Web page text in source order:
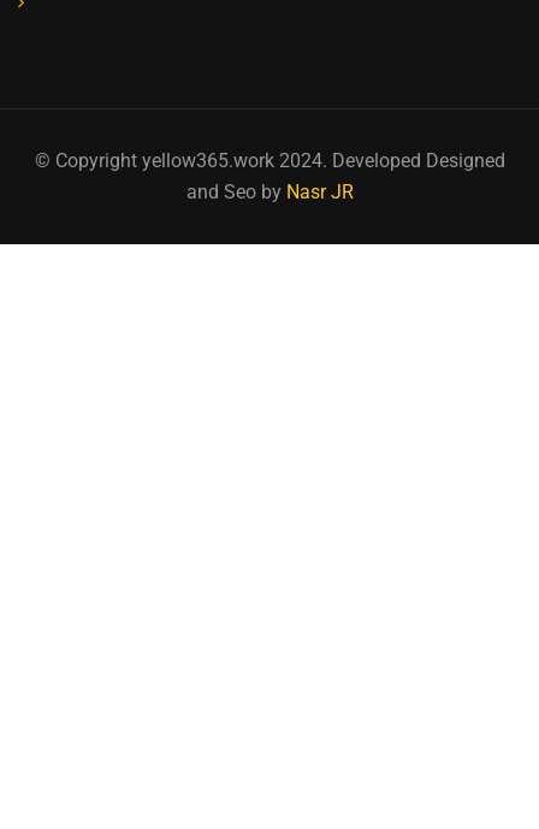
© Copyright yellow365.work 2024. Developed Designed
and Seo by Nasr JR